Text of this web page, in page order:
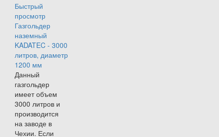
Быстрый
просмотр
Газгольдер
наземный
KADATEC - 3000
литров, диаметр
1200 мм
Данный
газгольдер
имеет объем
3000 литров и
производится
на заводе в
Чехии. Если